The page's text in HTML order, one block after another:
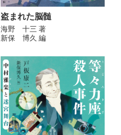
盗まれた脳髄
海野 十三 著
新保 博久 編